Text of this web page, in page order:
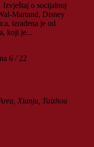
o socijalnoj
Martand, Disney
izrađena je od
koji je...
6 / 22
Xianju, Taizhou